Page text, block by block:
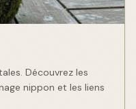
Découvrez les
nippon et les liens